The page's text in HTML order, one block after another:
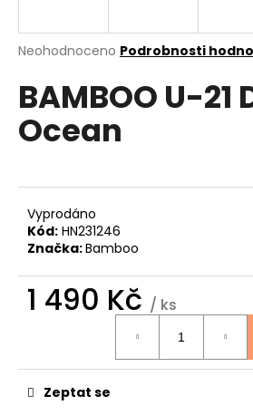
Průměrné
produktu
je
0,0
z
Neohodnoceno Podrobnosti
BAMBOO U-21
Ocean
Vyprodáno
Kód: HN231246
Značka:Bamboo
1 490 Kč / ks
Zeptat se
j
t
?
D
r
u